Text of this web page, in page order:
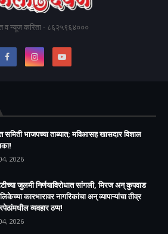
व न्यूज करिता - ८६२५९६४०००
समिती भाजपच्या ताब्यात; मविआसह खासदार विशाल
2026
जुलमी निर्णयाविरोधात सांगली, मिरज अन् कुपवाड
कारभारावर नागरिकांचा अन् व्यापाऱ्यांचा तीव्र
व्यवहार ठप्प!​
2026